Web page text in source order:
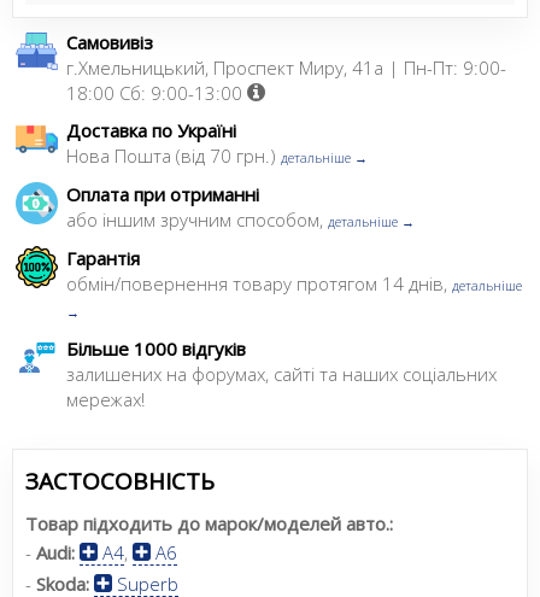
Самовивіз
г.Хмельницький, Проспект Миру, 41а | Пн-Пт: 9:00-
18:00 Сб: 9:00-13:00
Доставка по Україні
Нова Пошта (від 70 грн.) детальніше →
Оплата при отриманні
або іншим зручним способом, детальніше →
Гарантія
обмін/повернення товару протягом 14 днів, детальніше
→
Більше 1000 відгуків
залишених на форумах, сайті та наших соціальних
мережах!
ЗАСТОСОВНІСТЬ
Товар підходить до марок/моделей авто.:
- Audi: A4,
A6
- Skoda:
Superb